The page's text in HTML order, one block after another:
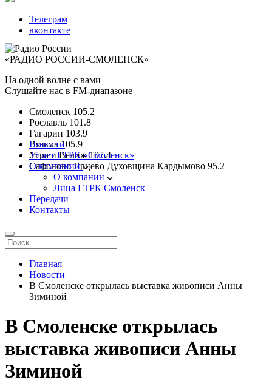
Телеграм
вконтакте
«РАДИО РОССИИ-СМОЛЕНСК»
На одной волне с вами
Слушайте нас в FM-диапазоне
Смоленск 105.2
Рославль 101.8
Гагарин 103.9
Вязьма 105.9
Угра и Велиж 107.4
Сафоново Ярцево Духовщина Кардымово 95.2
Новости
35 лет ГТРК «Смоленск»
О компании
О компании
Лица ГТРК Смоленск
Передачи
Контакты
Главная
Новости
В Смоленске открылась выставка живописи Анны
Зиминой
В Смоленске открылась
выставка живописи Анны
Зиминой